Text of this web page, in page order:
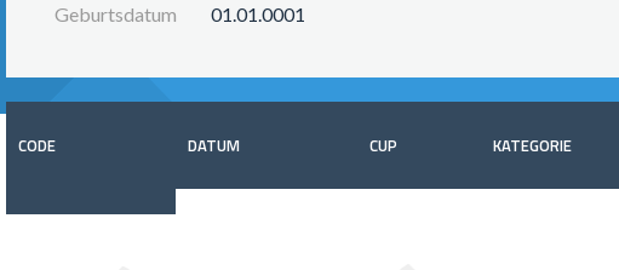
Geburtsdatum
01.01.0001
CODE DATUM CUP KATEGORIE